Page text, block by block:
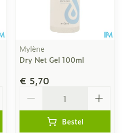
Mylène
Dry Net Gel 100ml
€ 5,70
Bestel